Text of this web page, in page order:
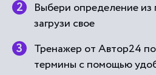
Выбери определение
загрузи свое
Тренажер от Автор24
термины с помощью